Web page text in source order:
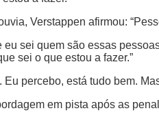
Verstappen afirmou:
sei quem são essas
sei o que estou a fazer.”
percebo, está tudo bem.
em pista após as